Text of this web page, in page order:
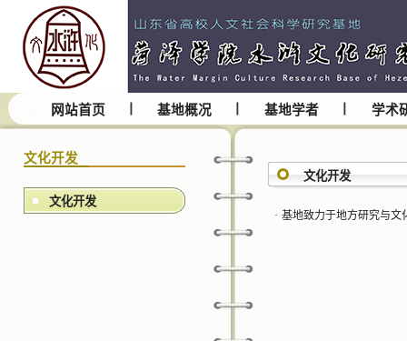
网站首页 基地概况 基地学者 学术
文化开发
文化开发
文化开发
· 基地致力于地方研究与文